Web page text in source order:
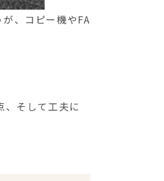
、コピー機やFA
、そして工夫に